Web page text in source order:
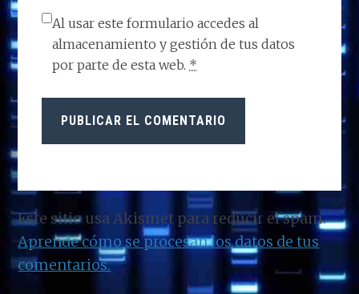
Al usar este formulario accedes al
almacenamiento y gestión de tus datos
por parte de esta web. *
Este sitio usa Akismet para reducir el spam.
Aprende cómo se procesan los datos de tus
comentarios.